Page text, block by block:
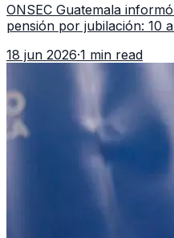
ONSEC Guatemala
pensión por jubilación: 10
importar edad.
18 jun 2026·1 min read